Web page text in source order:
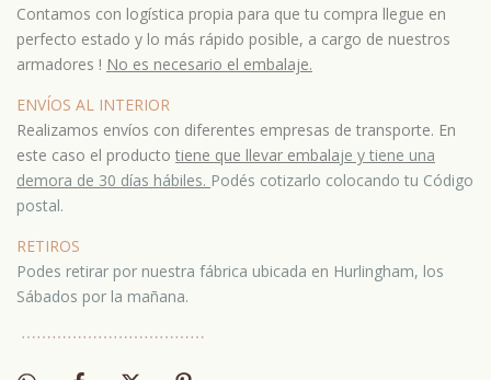
Contamos con logística propia para que tu compra llegue en
perfecto estado y lo más rápido posible, a cargo de nuestros
armadores ! No es necesario el embalaje.
ENVÍOS AL INTERIOR
Realizamos envíos con diferentes empresas de transporte. En
este caso el producto tiene que llevar embalaje y tiene una
demora de 30 días hábiles. Podés cotizarlo colocando tu Código
postal.
RETIROS
Podes retirar por nuestra fábrica ubicada en Hurlingham, los
Sábados por la mañana.
⋯⋯⋯⋯⋯⋯⋯⋯⋯⋯⋯⋯